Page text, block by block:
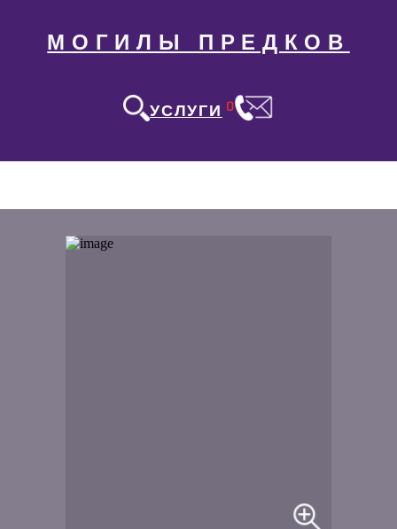
МОГИЛЫ ПРЕДКОВ
УСЛУГИ 0